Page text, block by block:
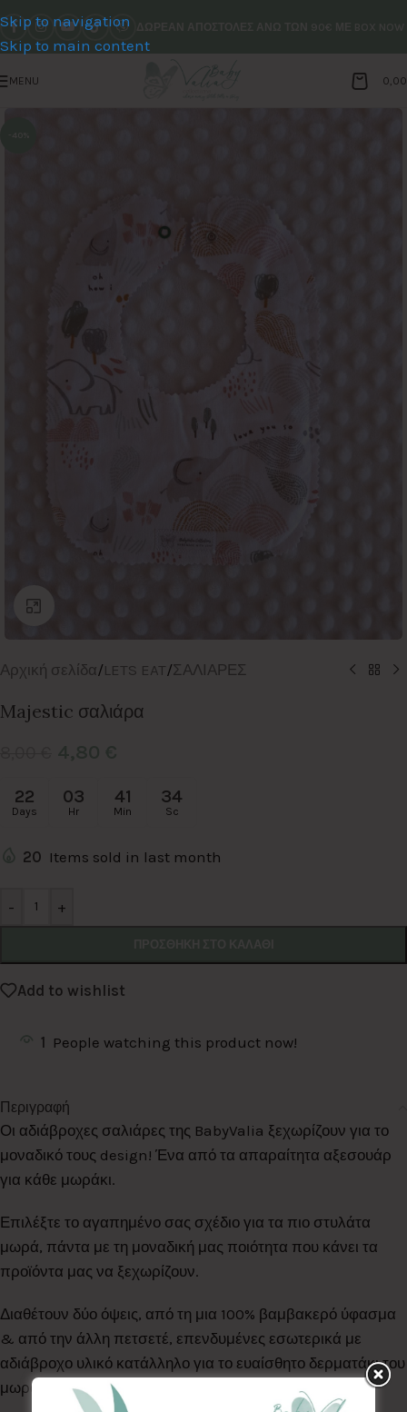
Skip to navigation
Skip to main content
MENU
Αρχική σελίδα/LETS EAT/ΣΑΛΙΑΡΕΣ
Majestic σαλιάρα
22
Days
03
Hr
41
Min
33
Sc
20 Items sold in last month
- +
Alternative:
Add to wishlist
1 People watching this product now!
Περιγραφή
Οι αδιάβροχες σαλιάρες της BabyValia ξεχωρίζουν για το
μοναδικό τους design! Ένα από τα απαραίτητα αξεσουάρ
για κάθε μωράκι.
Επιλέξτε το αγαπημένο σας σχέδιο για τα πιο στυλάτα
μωρά, πάντα με τη μοναδική μας ποιότητα που κάνει τα
προϊόντα μας να ξεχωρίζουν.
Διαθέτουν δύο όψεις, από τη μια 100% βαμβακερό ύφασμα
& από την άλλη πετσετέ, επενδυμένες εσωτερικά με
αδιάβροχο υλικό κατάλληλο για το ευαίσθητο δερματάκι του
μωρού σας.